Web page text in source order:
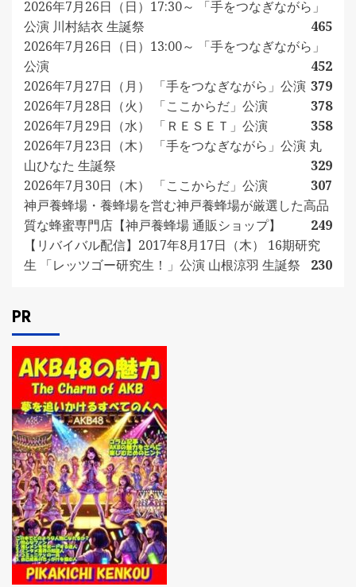
2026年7月26日（日）17:30～ 「手をつなぎながら」
公演 川村結衣 生誕祭
465
2026年7月26日（日）13:00～ 「手をつなぎながら」
公演
452
2026年7月27日（月） 「手をつなぎながら」公演 379
2026年7月28日（火） 「ここからだ」公演
378
2026年7月29日（水） 「ＲＥＳＥＴ」公演
358
2026年7月23日（木） 「手をつなぎながら」公演 丸
山ひなた 生誕祭
329
2026年7月30日（木） 「ここからだ」公演
307
神戸養蜂場・養蜂場を営む神戸養蜂場が厳選した高品
質な蜂蜜専門店【神戸養蜂場 通販ショップ】
249
【リバイバル配信】2017年8月17日（木） 16期研究
生 「レッツゴー研究生！」公演 山根涼羽 生誕祭
230
PR